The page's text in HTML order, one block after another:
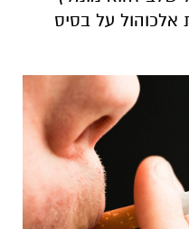
אלכוהול על בסיס